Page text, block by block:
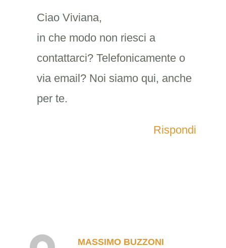
Ciao Viviana,
in che modo non riesci a
contattarci? Telefonicamente o
via email? Noi siamo qui, anche
per te.
Rispondi
MASSIMO BUZZONI